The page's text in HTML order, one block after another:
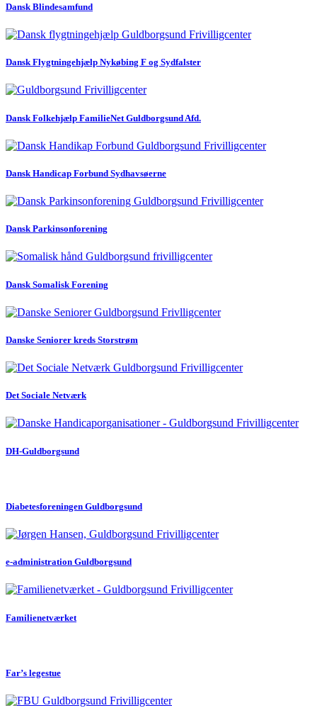
Dansk Blindesamfund
Dansk Flygtningehjælp Nykøbing F og Sydfalster
Dansk Folkehjælp FamilieNet Guldborgsund Afd.
Dansk Handicap Forbund Sydhavsøerne
Dansk Parkinsonforening
Dansk Somalisk Forening
Danske Seniorer kreds Storstrøm
Det Sociale Netværk
DH-Guldborgsund
Diabetesforeningen Guldborgsund
e-administration Guldborgsund
Familienetværket
Far’s legestue